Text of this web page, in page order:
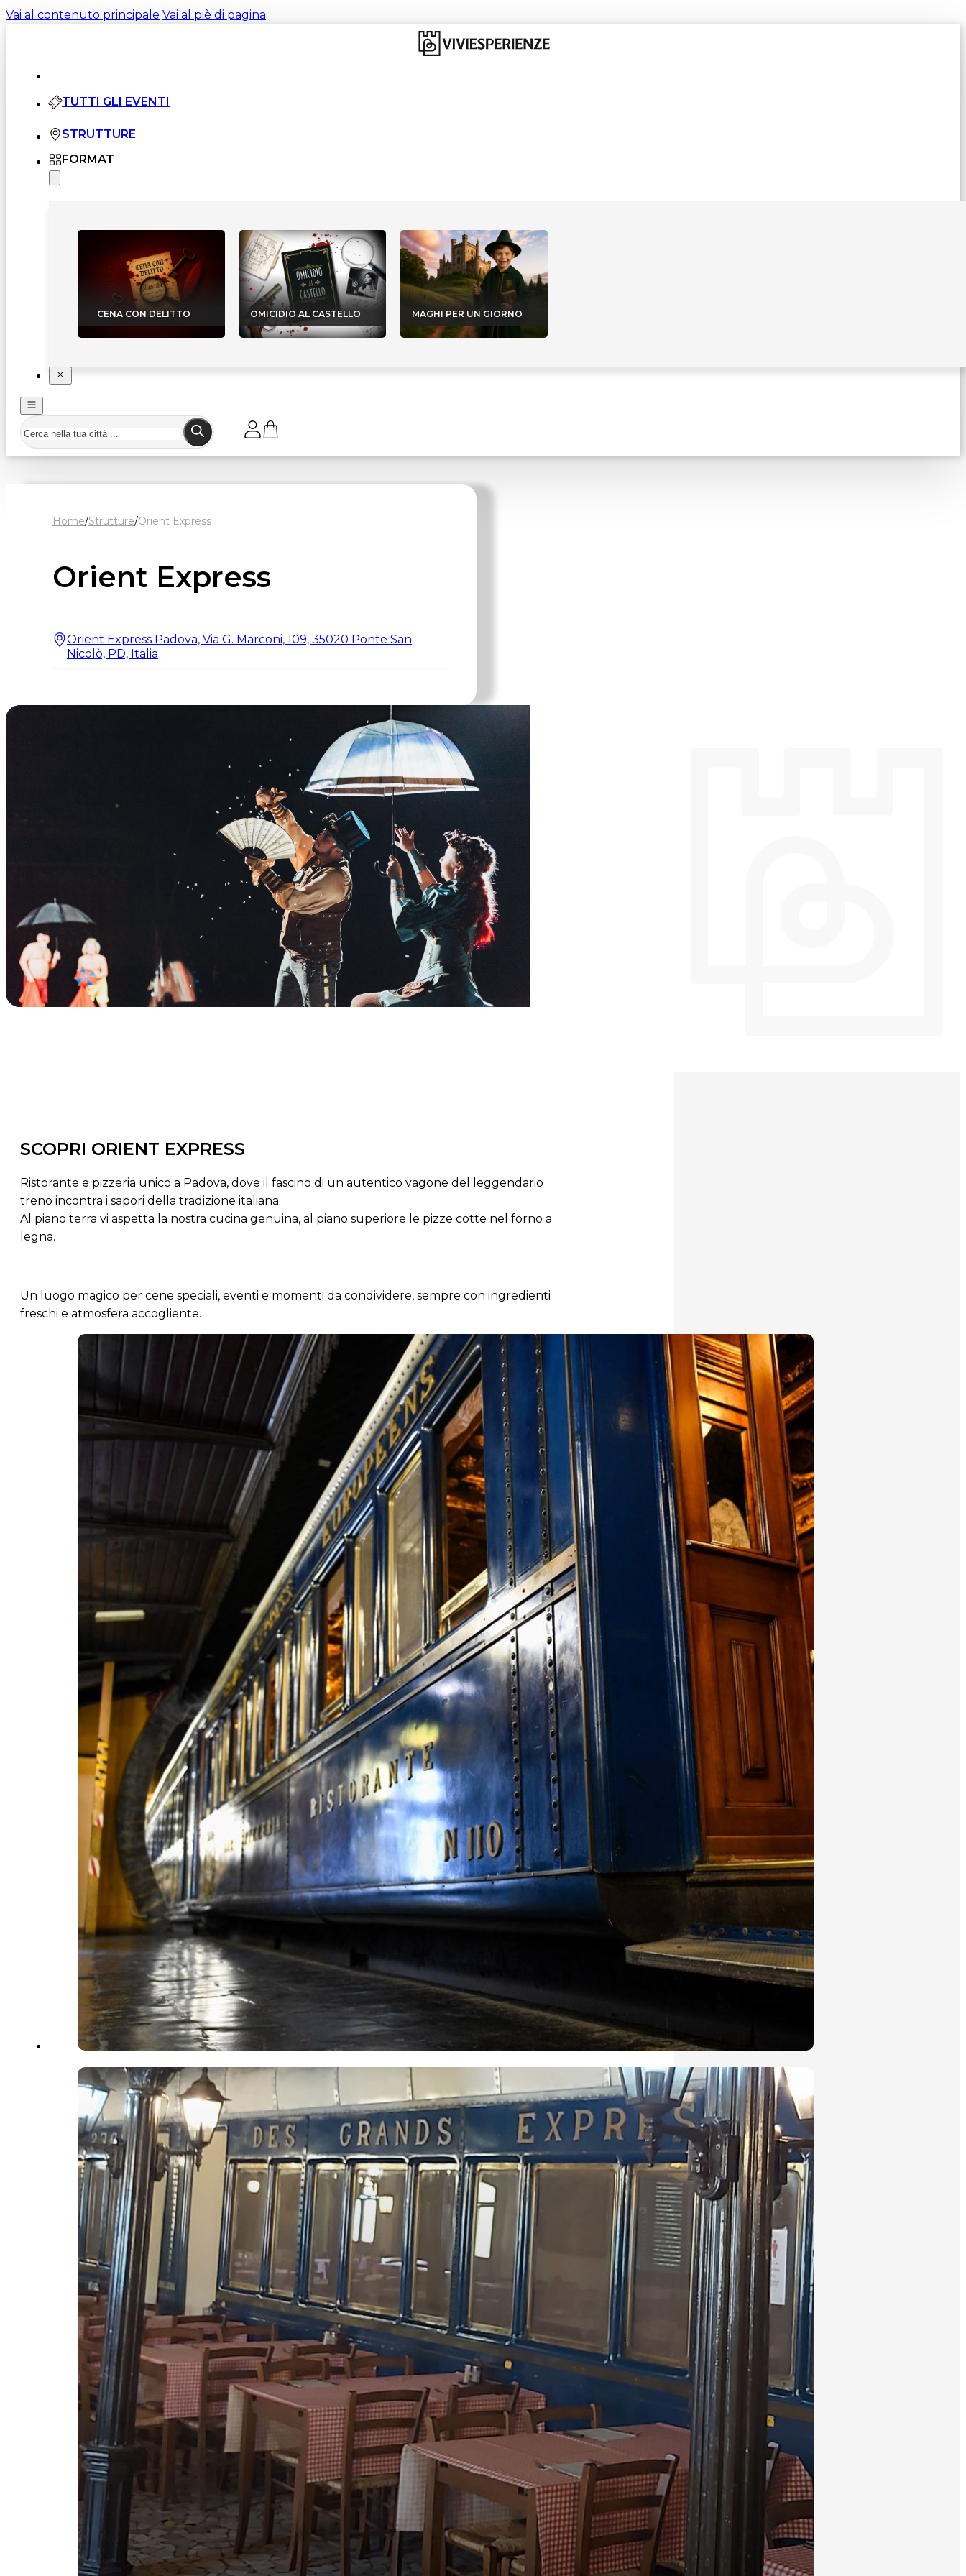
Vai al contenuto principale Vai al piè di pagina
TUTTI GLI EVENTI
STRUTTURE
FORMAT
CENA CON DELITTO OMICIDIO AL CASTELLO MAGHI PER UN GIORNO
Home/Strutture/Orient Express
Orient Express
Orient Express Padova, Via G. Marconi, 109, 35020 Ponte San
Nicolò, PD, Italia
SCOPRI ORIENT EXPRESS
Ristorante e pizzeria unico a Padova, dove il fascino di un autentico vagone del leggendario
treno incontra i sapori della tradizione italiana.
Al piano terra vi aspetta la nostra cucina genuina, al piano superiore le pizze cotte nel forno a
legna.
Un luogo magico per cene speciali, eventi e momenti da condividere, sempre con ingredienti
freschi e atmosfera accogliente.